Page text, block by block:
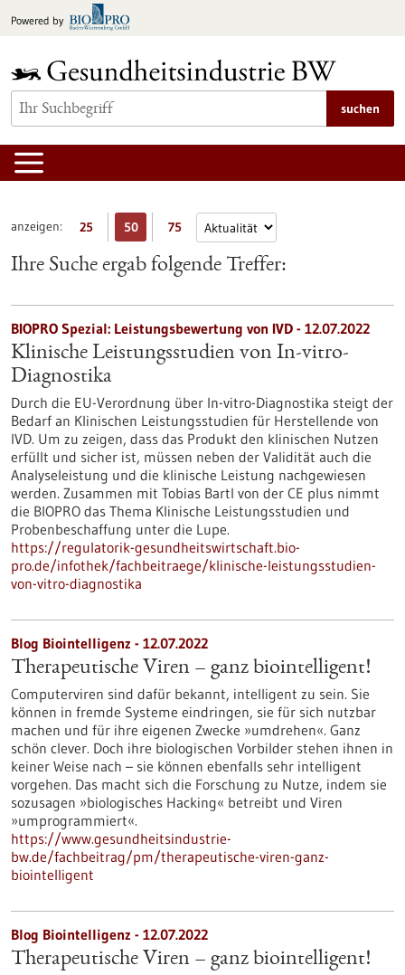
Inhalt
Powered by
suchen
anzeigen: 25 50 75
Ihre Suche ergab folgende Treffer:
BIOPRO Spezial: Leistungsbewertung von IVD - 12.07.2022
Klinische Leistungsstudien von In-vitro-
Diagnostika
Durch die EU-Verordnung über In-vitro-Diagnostika steigt der
Bedarf an Klinischen Leistungsstudien für Herstellende von
IVD. Um zu zeigen, dass das Produkt den klinischen Nutzen
erfüllt und sicher ist, müssen neben der Validität auch die
Analyseleistung und die klinische Leistung nachgewiesen
werden. Zusammen mit Tobias Bartl von der CE plus nimmt
die BIOPRO das Thema Klinische Leistungsstudien und
Probenbeschaffung unter die Lupe.
https://regulatorik-gesundheitswirtschaft.bio-
pro.de/infothek/fachbeitraege/klinische-leistungsstudien-
von-vitro-diagnostika
Blog Biointelligenz - 12.07.2022
Therapeutische Viren – ganz biointelligent!
Computerviren sind dafür bekannt, intelligent zu sein. Sie
können in fremde Systeme eindringen, sie für sich nutzbar
machen und für ihre eigenen Zwecke »umdrehen«. Ganz
schön clever. Doch ihre biologischen Vorbilder stehen ihnen in
keiner Weise nach – sie können ebenfalls sehr intelligent
vorgehen. Das macht sich die Forschung zu Nutze, indem sie
sozusagen »biologisches Hacking« betreibt und Viren
»umprogrammiert«.
https://www.gesundheitsindustrie-
bw.de/fachbeitrag/pm/therapeutische-viren-ganz-
biointelligent
Blog Biointelligenz - 12.07.2022
Therapeutische Viren – ganz biointelligent!